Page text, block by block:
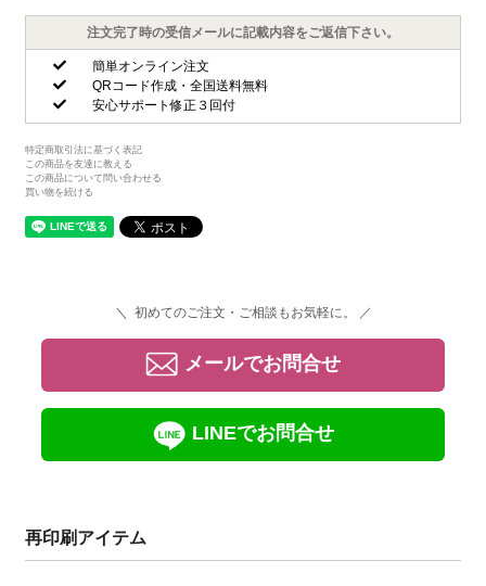
注文完了時の受信メールに記載内容をご返信下さい。
簡単オンライン注文
QRコード作成・全国送料無料
安心サポート修正３回付
特定商取引法に基づく表記
この商品を友達に教える
この商品について問い合わせる
買い物を続ける
＼ 初めてのご注文・ご相談もお気軽に。 ／
メールでお問合せ
LINEでお問合せ
再印刷アイテム